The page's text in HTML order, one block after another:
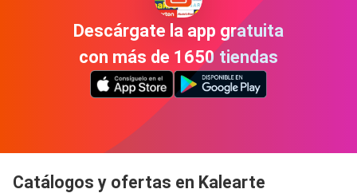
Descárgate la app gratuita
con más de 1650 tiendas
Catálogos y ofertas en Kalearte